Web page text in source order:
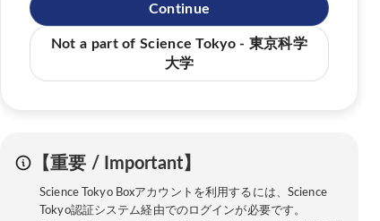
Continue
Not a part of Science Tokyo - 東京科学
大学
【重要 / Important】
Science Tokyo Boxアカウントを利用するには、Science
Tokyo認証システム経由でのログインが必要です。